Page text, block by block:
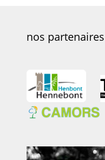
nos partenaires